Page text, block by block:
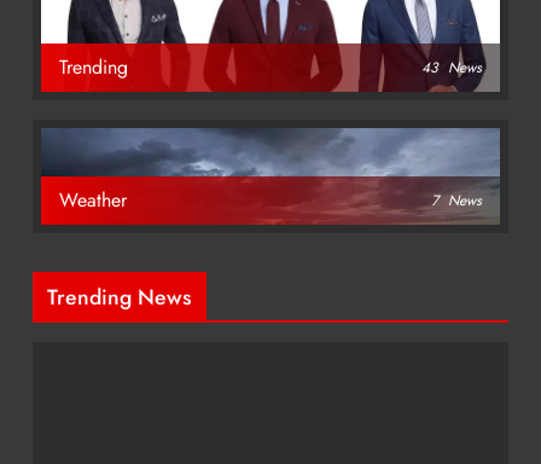
Trending 43 News
Weather 7 News
Trending News